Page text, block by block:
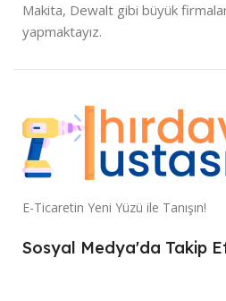
Makita, Dewalt gibi büyük
yapmaktayız.
E-Ticaretin Yeni Yüzü ile Tanışın!
Sosyal Medya'da Takip